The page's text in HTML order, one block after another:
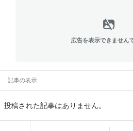
広告を表示できません
記事の表示
投稿された記事はありません。